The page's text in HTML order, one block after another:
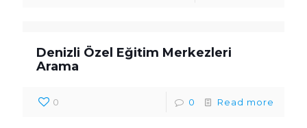
Denizli Özel Eğitim Merkezleri
Arama
0 0 Read more